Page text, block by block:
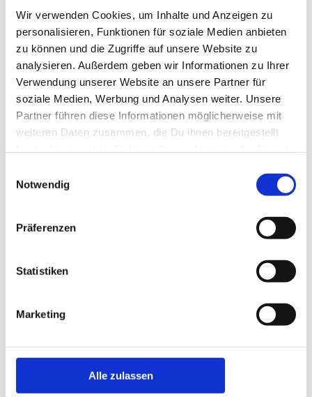
Wir verwenden Cookies, um Inhalte und Anzeigen zu
personalisieren, Funktionen für soziale Medien anbieten
zu können und die Zugriffe auf unsere Website zu
analysieren. Außerdem geben wir Informationen zu Ihrer
Verwendung unserer Website an unsere Partner für
soziale Medien, Werbung und Analysen weiter. Unsere
Partner führen diese Informationen möglicherweise mit
weiteren Daten zusammen, die Du ihnen bereitgestellt
Notwendig
Präferenzen
Statistiken
Marketing
Alle zulassen
Flunder, Hornhecht, Kliesche, Meerforelle, Steinbutt
Ferienhäuser in der Nähe *
Entfernung: 4.76 km
Entfernung: 4.77 km